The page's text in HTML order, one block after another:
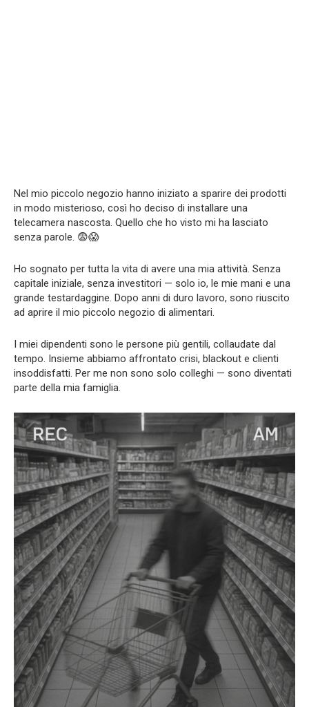
Nel mio piccolo negozio hanno iniziato a sparire dei prodotti
in modo misterioso, così ho deciso di installare una
telecamera nascosta. Quello che ho visto mi ha lasciato
senza parole. 😨😱
Ho sognato per tutta la vita di avere una mia attività. Senza
capitale iniziale, senza investitori — solo io, le mie mani e una
grande testardaggine. Dopo anni di duro lavoro, sono riuscito
ad aprire il mio piccolo negozio di alimentari.
I miei dipendenti sono le persone più gentili, collaudate dal
tempo. Insieme abbiamo affrontato crisi, blackout e clienti
insoddisfatti. Per me non sono solo colleghi — sono diventati
parte della mia famiglia.